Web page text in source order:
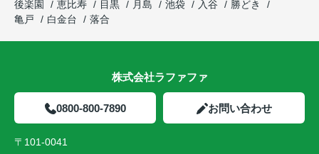
後楽園
恵比寿 目黒 月島 池袋 入谷
勝どき
亀戸
白金台 落合
株式会社ラファファ
0800-800-7890 お問い合わせ
〒101-0041